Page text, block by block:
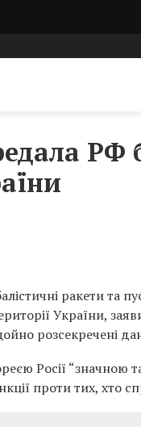
РФ
ракети та
України,
розсекречені
Росії “значною
проти тих, хто